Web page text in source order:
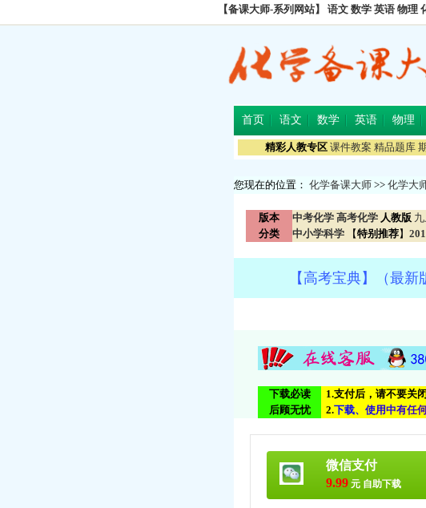
【备课大师-系列网站】 语文 数学 英语 物理
首页 语文 数学 英语 物理
精彩人教专区 课件教案 精品题库
您现在的位置： 化学备课大师 >> 化学大
版本
分类
中考化学 高考化学 人教版
中小学科学 【特别推荐】
【高考宝典】（最
下载必读
后顾无忧
1.支付后，请不要关
2.下载、 使用中有任
微信支付
9.99 元 自助下载